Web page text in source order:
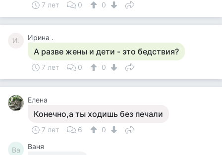
7 лет 0 0
И. Ирина .
А разве жены и дети - это бедствия?
7 лет 0 0
Елена
Конечно,а ты ходишь без печали
7 лет 6 0
Ва Ваня